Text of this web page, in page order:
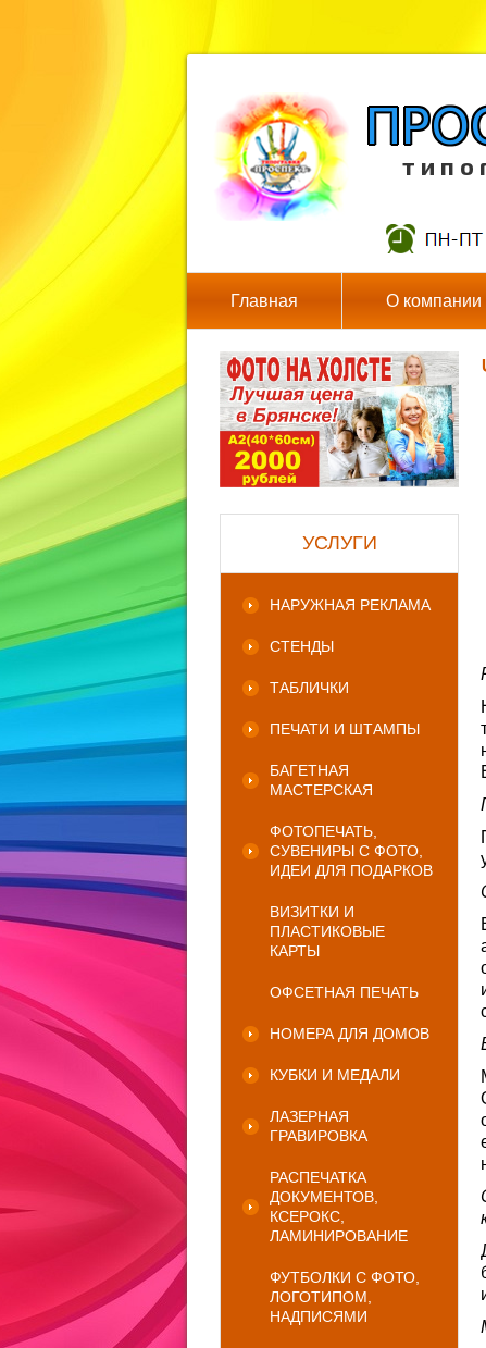
т и п о
Главная О компании
УСЛУГИ
НАРУЖНАЯ РЕКЛАМА
СТЕНДЫ
ТАБЛИЧКИ
ПЕЧАТИ И ШТАМПЫ
БАГЕТНАЯ
МАСТЕРСКАЯ
ФОТОПЕЧАТЬ,
СУВЕНИРЫ С ФОТО,
ИДЕИ ДЛЯ ПОДАРКОВ
ВИЗИТКИ И
ПЛАСТИКОВЫЕ
КАРТЫ
ОФСЕТНАЯ ПЕЧАТЬ
НОМЕРА ДЛЯ ДОМОВ
КУБКИ И МЕДАЛИ
ЛАЗЕРНАЯ
ГРАВИРОВКА
РАСПЕЧАТКА
ДОКУМЕНТОВ,
КСЕРОКС,
ЛАМИНИРОВАНИЕ
ФУТБОЛКИ С ФОТО,
ЛОГОТИПОМ,
НАДПИСЯМИ